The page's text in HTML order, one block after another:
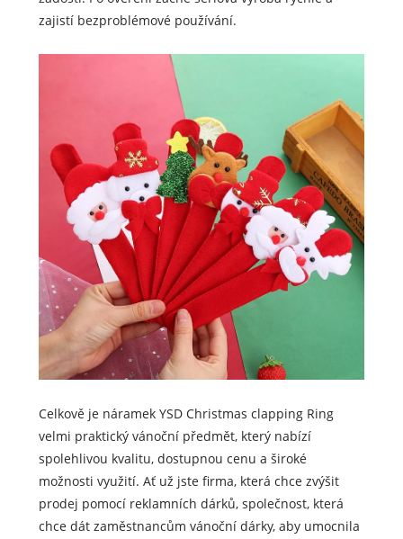
zajistí bezproblémové používání.
Celkově je náramek YSD Christmas clapping Ring
velmi praktický vánoční předmět, který nabízí
spolehlivou kvalitu, dostupnou cenu a široké
možnosti využití. Ať už jste firma, která chce zvýšit
prodej pomocí reklamních dárků, společnost, která
chce dát zaměstnancům vánoční dárky, aby umocnila